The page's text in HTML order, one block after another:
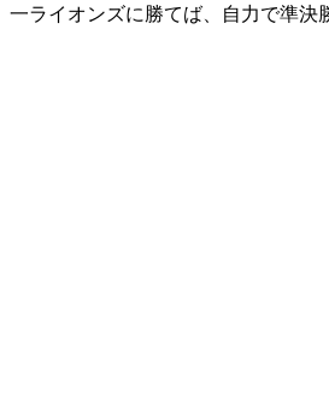
一ライオンズに勝てば、自力で準決